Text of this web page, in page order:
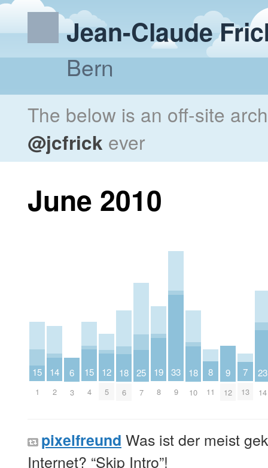
Jean-Claude
Bern
The below is an off-site
@jcfrick ever
June 2010
15
1
14
2
6
3
15
4
12
5
18
6
25
7
19
8
33
9
18
10
8
11
9
12
7
13
23
14
pixelfreund Was ist der meist
Internet? “Skip Intro”!